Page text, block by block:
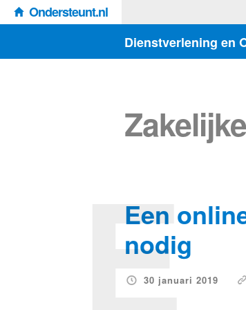
Ondersteunt.nl
Dienstverlening en
Een
nodig
30 januari 2019
E